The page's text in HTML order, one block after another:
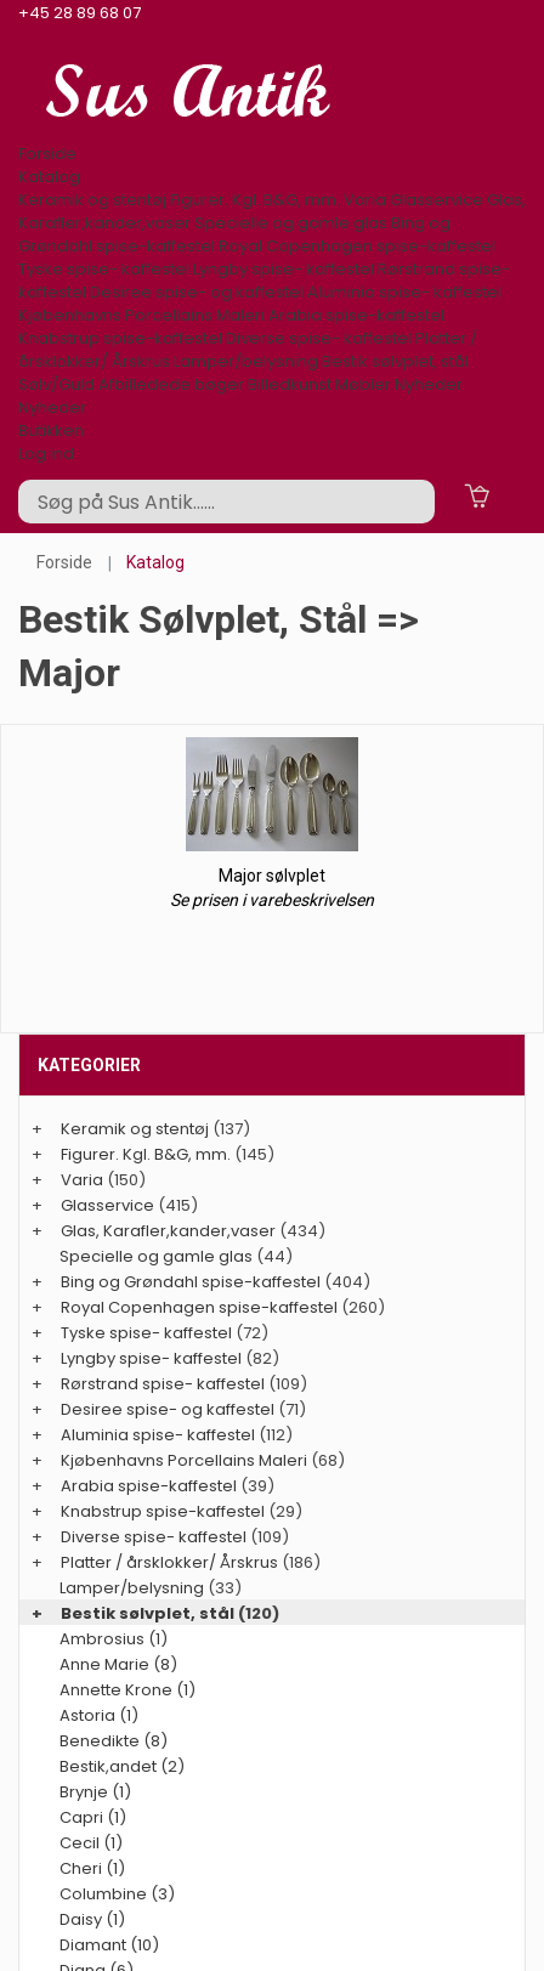
+45 28 89 68 07
Forside
Katalog
Keramik og stentøj Figurer. Kgl. B&G, mm. Varia Glasservice Glas,
Karafler,kander,vaser Specielle og gamle glas Bing og
Grøndahl spise-kaffestel Royal Copenhagen spise-kaffestel
Tyske spise- kaffestel Lyngby spise- kaffestel Rørstrand spise-
kaffestel Desiree spise- og kaffestel Aluminia spise- kaffestel
Kjøbenhavns Porcellains Maleri Arabia spise-kaffestel
Knabstrup spise-kaffestel Diverse spise- kaffestel Platter /
årsklokker/ Årskrus Lamper/belysning Bestik sølvplet, stål
Sølv/Guld Afbilledede bøger Billedkunst Møbler Nyheder
Nyheder
Butikken
Log ind
Forside Katalog
Bestik Sølvplet, Stål =>
Major
Major sølvplet
Se prisen i varebeskrivelsen
KATEGORIER
+ Keramik og stentøj (137)
+
Figurer. Kgl. B&G, mm. (145)
+
Varia (150)
+
Glasservice (415)
+
Glas, Karafler,kander,vaser (434)
Specielle og gamle glas (44)
+
Bing og Grøndahl spise-kaffestel (404)
+
Royal Copenhagen spise-kaffestel (260)
+
Tyske spise- kaffestel (72)
+
Lyngby spise- kaffestel (82)
+
Rørstrand spise- kaffestel (109)
+
Desiree spise- og kaffestel (71)
+
Aluminia spise- kaffestel (112)
+
Kjøbenhavns Porcellains Maleri (68)
+
Arabia spise-kaffestel (39)
+
Knabstrup spise-kaffestel (29)
+
Diverse spise- kaffestel (109)
+
Platter / årsklokker/ Årskrus (186)
Lamper/belysning (33)
+
Bestik sølvplet, stål (120)
Ambrosius (1)
Anne Marie (8)
Annette Krone (1)
Astoria (1)
Benedikte (8)
Bestik,andet (2)
Brynje (1)
Capri (1)
Cecil (1)
Cheri (1)
Columbine (3)
Daisy (1)
Diamant (10)